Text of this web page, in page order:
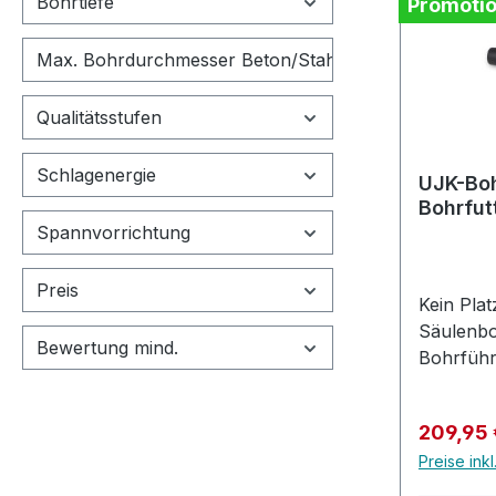
Max. Bohrdurchmesser Beton/Stahl/Holz
Qualitätsstufen
Schlagenergie
Spannvorrichtung
Preis
Bewertung mind.
Für
FastFix-
erweitert
Festool
und
UJK-
Kein
diesem
209,95
Preise